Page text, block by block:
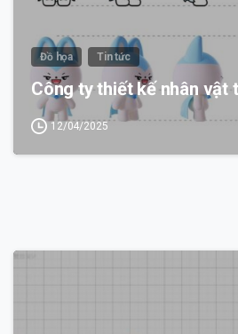
Đồ họa Tin tức
Công ty thiết kế nhân vật
12/04/2025